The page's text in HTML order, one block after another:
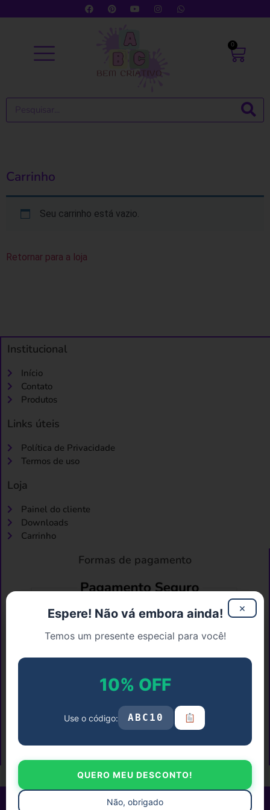
0
Carrinho
Seu carrinho está vazio.
Retornar para a loja
Institucional
Início
Contato
Produtos
Links úteis
Política de Privacidade
Termos de uso
Loja
Painel do cliente
Downloads
Carrinho
Formas de pagamento
Loja - ABC Bem CriativoTodos os direitos reservados2026
×
Espere! Não vá embora ainda!
Temos um presente especial para você!
10% OFF
Use o código: ABC10
QUERO MEU DESCONTO!
Não, obrigado